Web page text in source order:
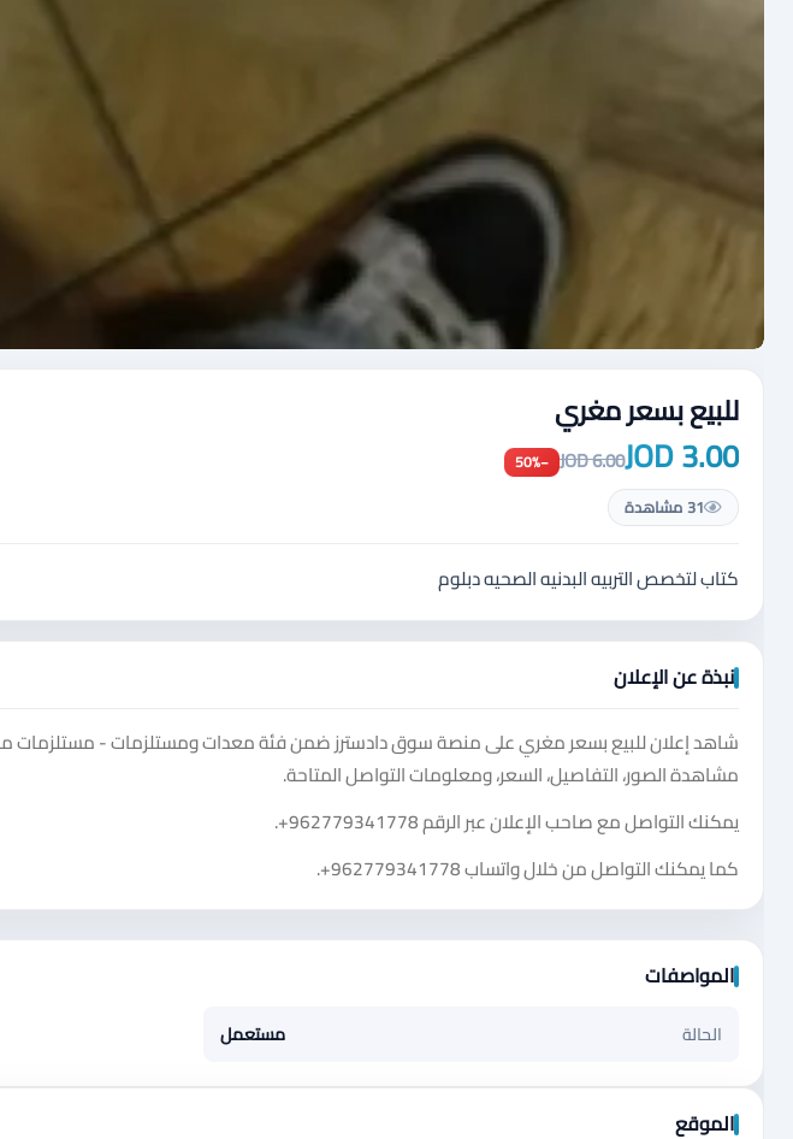
للبيع بسعر مغري
3.00 JOD
6.00 JOD
−50%
31 مشاهدة
كتاب لتخصص التربيه البدنيه الصحيه دبلوم
نبذة عن الإعلان
شاهد إعلان للبيع بسعر مغري على منصة سوق دادسترز ضمن فئة معدات ومستلزمات - مستلزمات
مشاهدة الصور، التفاصيل، السعر، ومعلومات التواصل المتاحة.
يمكنك التواصل مع صاحب الإعلان عبر الرقم+962779341778
.
كما يمكنك التواصل من خلال واتساب+962779341778
.
المواصفات
الحالة مستعمل
الموقع